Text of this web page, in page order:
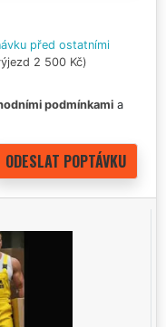
před ostatními
2 500 Kč)
podmínkami a